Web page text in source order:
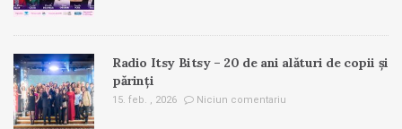
Radio Itsy Bitsy – 20 de ani alături de copii și
părinți
15. feb. , 2026 Niciun comentariu